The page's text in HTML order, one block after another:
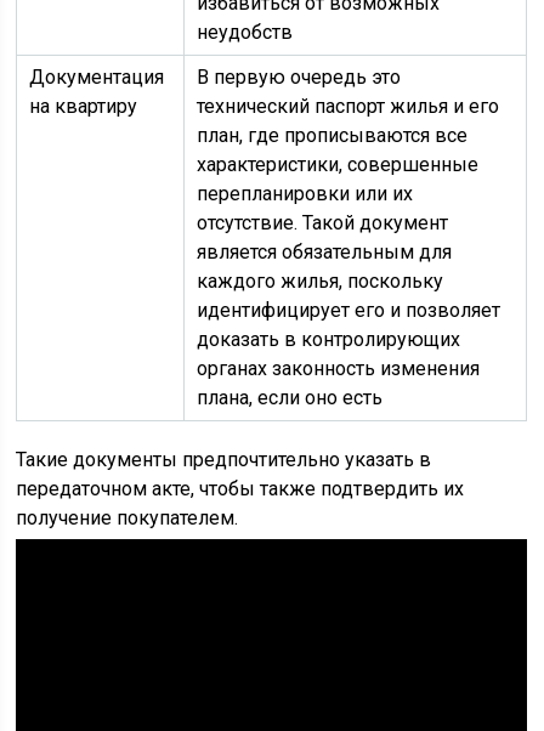
неудобств
Документация
на квартиру
В первую очередь это
технический паспорт жилья и его
план, где прописываются все
характеристики, совершенные
перепланировки или их
отсутствие. Такой документ
является обязательным для
каждого жилья, поскольку
идентифицирует его и позволяет
доказать в контролирующих
органах законность изменения
плана, если оно есть
Такие документы предпочтительно указать в
передаточном акте, чтобы также подтвердить их
получение покупателем.